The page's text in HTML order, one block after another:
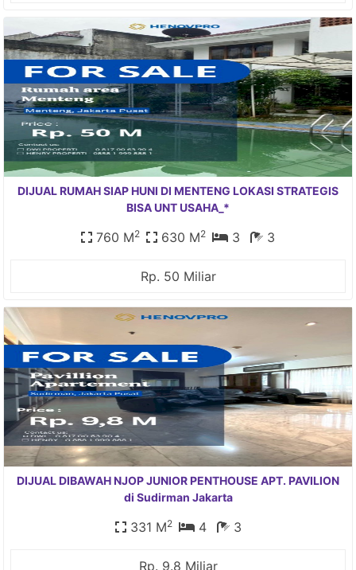
DIJUAL RUMAH SIAP HUNI DI MENTENG LOKASI STRATEGIS
BISA UNT USAHA_*
760 M2 630 M2 3 3
Rp. 50 Miliar
DIJUAL DIBAWAH NJOP JUNIOR PENTHOUSE APT. PAVILION
di Sudirman Jakarta
331 M2 4 3
Rp. 9.8 Miliar